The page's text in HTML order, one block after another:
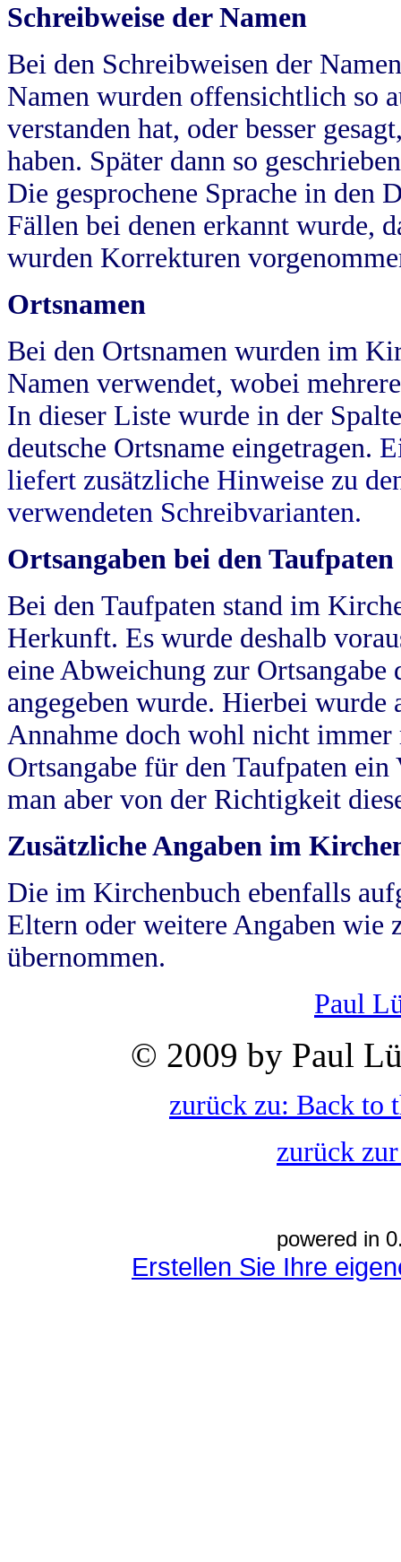
Schreibweise der Namen
Bei den Schreibweisen der
Namen wurden offensichtlich so
verstanden hat, oder besser
haben. Später dann so
Die gesprochene Sprache in
Fällen bei denen erkannt wurde,
wurden Korrekturen
Ortsnamen
Bei den Ortsnamen wurden im
Namen verwendet, wobei
In dieser Liste wurde in der
deutsche Ortsname eingetragen.
liefert zusätzliche Hinweise zu
verwendeten Schreibvarianten.
Ortsangaben bei den Taufpaten
Bei den Taufpaten stand im
Herkunft. Es wurde deshalb
eine Abweichung zur
angegeben wurde. Hierbei wurde
Annahme doch wohl nicht
Ortsangabe für den Taufpaten
man aber von der Richtigkeit
Zusätzliche Angaben im
Die im Kirchenbuch ebenfalls
Eltern oder weitere Angaben wie
übernommen.
Paul
© 2009 by Paul
zurück zu: Back to
zurück
powered in
Erstellen Sie Ihre